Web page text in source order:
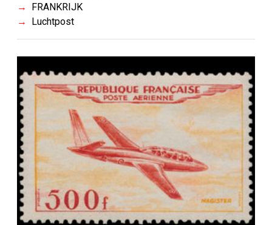
FRANKRIJK
Luchtpost